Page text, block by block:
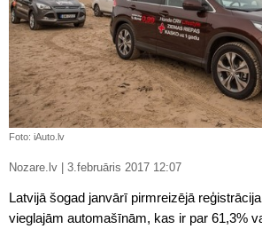
Foto: iAuto.lv
Nozare.lv | 3.februāris 2017 12:07
Latvijā šogad janvārī pirmreizējā
vieglajām automašīnām, kas ir par 61,3%